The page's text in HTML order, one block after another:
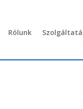
Rólunk